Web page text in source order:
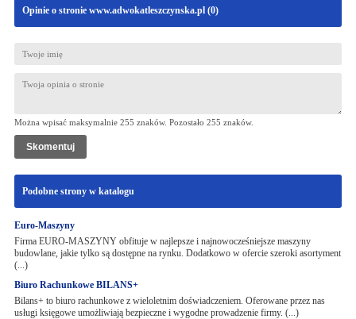
Opinie o stronie www.adwokatleszczynska.pl (0)
Można wpisać maksymalnie 255 znaków. Pozostało 255 znaków.
Podobne strony w katalogu
Euro-Maszyny
Firma EURO-MASZYNY obfituje w najlepsze i najnowocześniejsze maszyny
budowlane, jakie tylko są dostępne na rynku. Dodatkowo w ofercie szeroki asortyment
(...)
Biuro Rachunkowe BILANS+
Bilans+ to biuro rachunkowe z wieloletnim doświadczeniem. Oferowane przez nas
usługi księgowe umożliwiają bezpieczne i wygodne prowadzenie firmy. (...)